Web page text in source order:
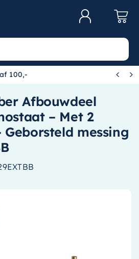
100,-  
Afbouwdeel
– Met 2
messing